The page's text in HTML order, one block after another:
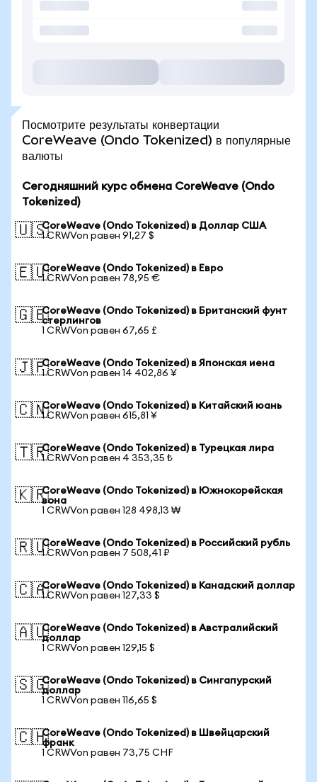
Посмотрите результаты конвертации
CoreWeave (Ondo Tokenized) в популярные
валюты
Сегодняшний курс обмена CoreWeave (Ondo
Tokenized)
🇺🇸CoreWeave (Ondo Tokenized) в Доллар США
1 CRWVon равен 91,27 $
🇪🇺CoreWeave (Ondo Tokenized) в Евро
1 CRWVon равен 78,95 €
🇬🇧CoreWeave (Ondo Tokenized) в Британский фунт
стерлингов
1 CRWVon равен 67,65 £
🇯🇵CoreWeave (Ondo Tokenized) в Японская иена
1 CRWVon равен 14 402,86 ¥
🇨🇳CoreWeave (Ondo Tokenized) в Китайский юань
1 CRWVon равен 615,81 ¥
🇹🇷CoreWeave (Ondo Tokenized) в Турецкая лира
1 CRWVon равен 4 353,35 ₺
🇰🇷CoreWeave (Ondo Tokenized) в Южнокорейская
вона
1 CRWVon равен 128 498,13 ₩
🇷🇺CoreWeave (Ondo Tokenized) в Российский рубль
1 CRWVon равен 7 508,41 ₽
🇨🇦CoreWeave (Ondo Tokenized) в Канадский доллар
1 CRWVon равен 127,33 $
🇦🇺CoreWeave (Ondo Tokenized) в Австралийский
доллар
1 CRWVon равен 129,15 $
🇸🇬CoreWeave (Ondo Tokenized) в Сингапурский
доллар
1 CRWVon равен 116,65 $
🇨🇭CoreWeave (Ondo Tokenized) в Швейцарский
франк
1 CRWVon равен 73,75 CHF